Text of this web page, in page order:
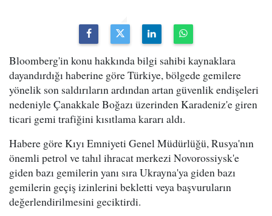
Bloomberg'in konu hakkında bilgi sahibi kaynaklara
dayandırdığı haberine göre Türkiye, bölgede gemilere
yönelik son saldırıların ardından artan güvenlik endişeleri
nedeniyle Çanakkale Boğazı üzerinden Karadeniz'e giren
ticari gemi trafiğini kısıtlama kararı aldı.
Habere göre Kıyı Emniyeti Genel Müdürlüğü, Rusya'nın
önemli petrol ve tahıl ihracat merkezi Novorossiysk'e
giden bazı gemilerin yanı sıra Ukrayna'ya giden bazı
gemilerin geçiş izinlerini bekletti veya başvuruların
değerlendirilmesini geciktirdi.